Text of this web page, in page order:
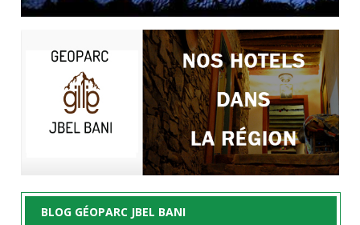
BLOG GÉOPARC JBEL BANI